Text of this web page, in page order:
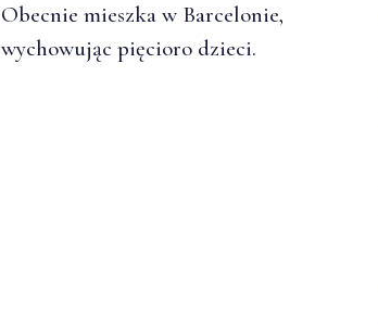
Obecnie mieszka w Barcelonie,
wychowując pięcioro dzieci.